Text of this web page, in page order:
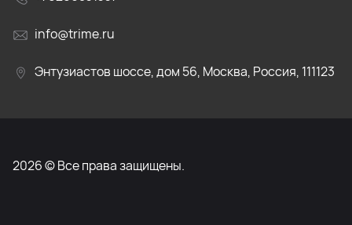
info@trime.ru
Энтузиастов шоссе, дом 56, Москва, Россия, 111123
2026 © Все права защищены.